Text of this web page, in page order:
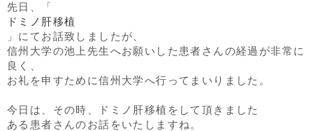
先日、「
ドミノ肝移植
」にてお話致しましたが、
信州大学の池上先生へお願いした患者さんの経過が非常に
良く、
お礼を申すために信州大学へ行ってまいりました。
今日は、その時、ドミノ肝移植をして頂きました
ある患者さんのお話をいたしますね。